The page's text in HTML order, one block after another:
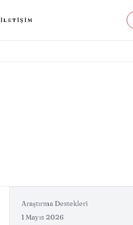
İLETIŞIM
Araştırma Destekleri
1 Mayıs 2026